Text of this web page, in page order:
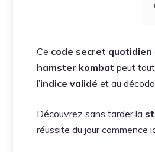
Ce code secret quotidien
hamster kombat peut
l’indice validé et au
Découvrez sans tarder la
réussite du jour commence